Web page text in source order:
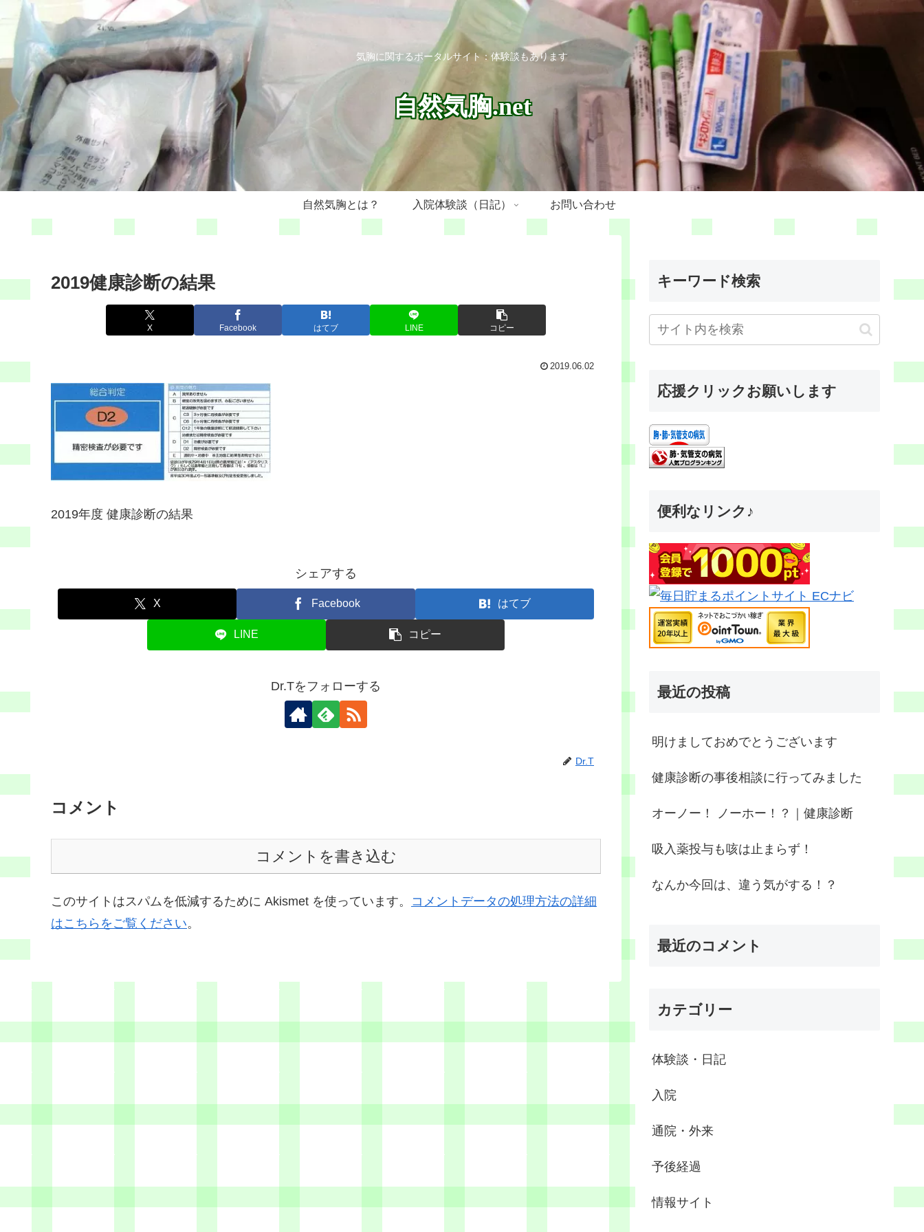
気胸に関するポータルサイト：体験談もあります
自然気胸.net
自然気胸とは？ 入院体験談（日記） お問い合わせ
2019健康診断の結果
X Facebook はてブ LINE コピー
2019.06.02
2019年度 健康診断の結果
シェアする
X Facebook はてブ
LINE コピー
Dr.Tをフォローする
Dr.T
コメント
コメントを書き込む
このサイトはスパムを低減するために Akismet を使っています。 コメントデータの処理方法の詳細
はこちらをご覧ください。
キーワード検索
応援クリックお願いします
便利なリンク♪
最近の投稿
明けましておめでとうございます
健康診断の事後相談に行ってみました
オーノー！ ノーホー！？｜健康診断
吸入薬投与も咳は止まらず！
なんか今回は、違う気がする！？
最近のコメント
カテゴリー
体験談・日記
入院
通院・外来
予後経過
情報サイト